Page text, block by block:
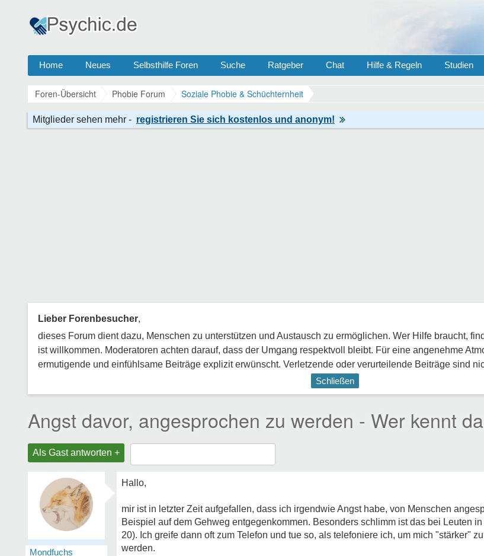
Home Neues Selbsthilfe Foren Suche Ratgeber Chat Hilfe & Regeln Studien
Foren-Übersicht Phobie Forum Soziale Phobie & Schüchternheit
Lieber Forenbesucher,
dieses Forum dient dazu, Menschen zu unterstützen und Austausch zu ermöglichen. Wer Hilfe braucht,
ist willkommen. Moderatoren achten darauf, dass der Umgang respektvoll bleibt. Für eine angenehme
ermutigende und einfühlsame Beiträge explizit erwünscht. Verletzende oder verurteilende Beiträge sind
Schließen
Angst davor, angesprochen zu werden - Wer kennt
Als Gast antworten +
Mondfuchs
Hallo,
mir ist in letzter Zeit aufgefallen, dass ich irgendwie Angst habe, von Menschen
Beispiel auf dem Gehweg entgegenkommen. Besonders schlimm ist das bei Leuten
20). Ich greife dann oft zum Telefon und tue so, als telefoniere ich, um mich "stärker"
werden.